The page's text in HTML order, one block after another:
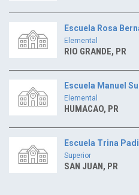
Escuela Rosa
Elemental
RIO GRANDE, PR
Escuela Manuel
Elemental
HUMACAO, PR
Escuela Trina
Superior
SAN JUAN, PR